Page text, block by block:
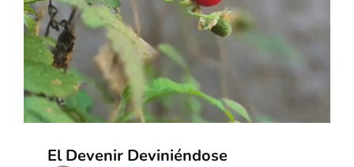
El Devenir Deviniéndose